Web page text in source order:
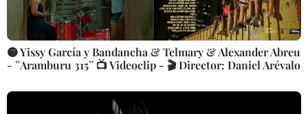
🟡 Yissy García y Bandancha & Telmary & Alexander Abreu
- ¨Aramburu 315¨ 📺 Videoclip - 🎬 Director: Daniel Arévalo